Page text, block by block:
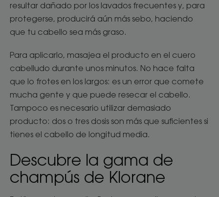
resultar dañado por los lavados frecuentes y, para
protegerse, producirá aún más sebo, haciendo
que tu cabello sea más graso.
Para aplicarlo, masajea el producto en el cuero
cabelludo durante unos minutos. No hace falta
que lo frotes en los largos: es un error que comete
mucha gente y que puede resecar el cabello.
Tampoco es necesario utilizar demasiado
producto: dos o tres dosis son más que suficientes si
tienes el cabello de longitud media.
Descubre la gama de
champús de Klorane